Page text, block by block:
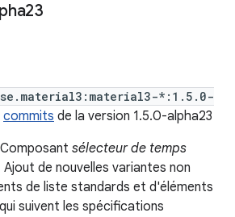
*:1.5.0-
commits de la version 1.5.0-alpha23
sélecteur de temps
Ajout de nouvelles variantes non
de liste standards et d'éléments
suivent les spécifications